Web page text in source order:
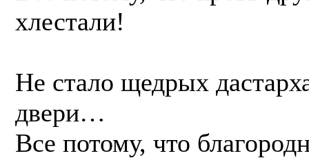
хлестали!
Не стало щедрых
двери…
Все потому, что